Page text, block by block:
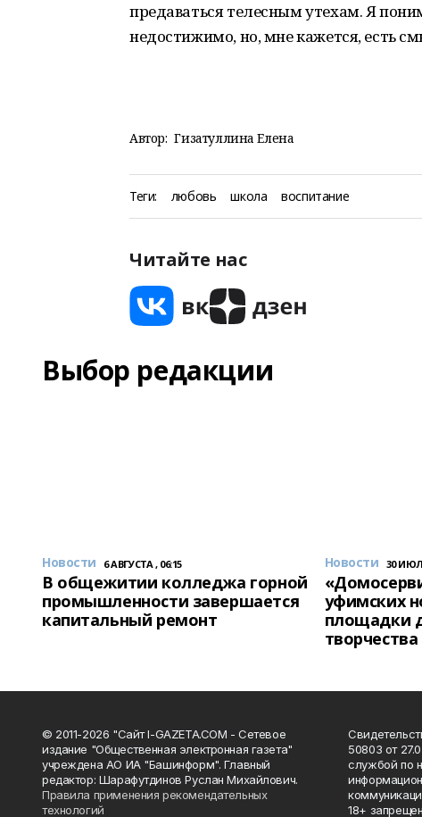
предаваться телесным утехам. Я
недостижимо, но, мне кажется, есть
Автор: Гизатуллина Елена
Теги: любовь школа воспитание
Читайте нас
Выбор редакции
Новости 6 АВГУСТА , 06:15
В общежитии колледжа горной
промышленности завершается
капитальный ремонт
Новости 30
уфимских
площадки
творчества
© 2011-2026 "Сайт I-GAZETA.COM - Сетевое
издание "Общественная электронная газета"
учреждена АО ИА "Башинформ". Главный
редактор: Шарафутдинов Руслан Михайлович.
Правила применения рекомендательных
технологий
50803 от
службой по
18+